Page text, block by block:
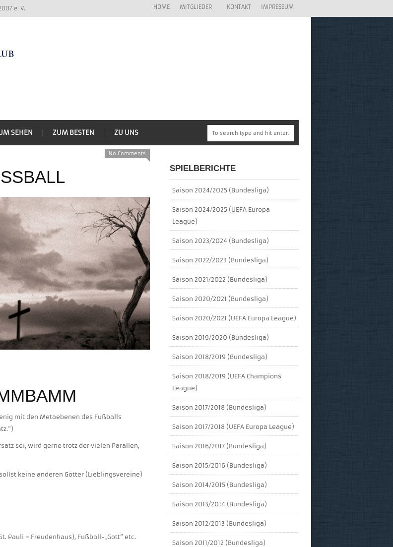
e. V. HOME MITGLIEDER KONTAKT IMPRESSUM
SEHEN ZUM BESTEN ZU UNS
No Comments
mit den Metaebenen des Fußballs
sei, wird gerne trotz der vielen Parallen,
keine anderen Götter (Lieblingsvereine)
Pauli = Freudenhaus), Fußball-„Gott“ etc.
SPIELBERICHTE
Saison 2024/2025 (Bundesliga)
Saison 2024/2025 (UEFA Europa
League)
Saison 2023/2024 (Bundesliga)
Saison 2022/2023 (Bundesliga)
Saison 2021/2022 (Bundesliga)
Saison 2020/2021 (Bundesliga)
Saison 2020/2021 (UEFA Europa League)
Saison 2019/2020 (Bundesliga)
Saison 2018/2019 (Bundesliga)
Saison 2018/2019 (UEFA Champions
League)
Saison 2017/2018 (Bundesliga)
Saison 2017/2018 (UEFA Europa League)
Saison 2016/2017 (Bundesliga)
Saison 2015/2016 (Bundesliga)
Saison 2014/2015 (Bundesliga)
Saison 2013/2014 (Bundesliga)
Saison 2012/2013 (Bundesliga)
Saison 2011/2012 (Bundesliga)